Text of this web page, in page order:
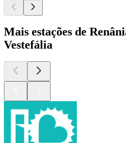
Mais estações de
Vestefália